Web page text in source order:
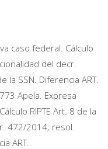
caso federal. Cálculo
del decr.
SSN. Diferencia ART.
Apela. Expresa
RIPTE Art. 8 de la
472/2014; resol.
ART.